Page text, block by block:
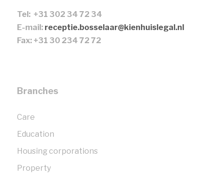
Tel: +31 302 34 72 34
E-mail: receptie.bosselaar@kienhuislegal.nl
Fax: +31 30 234 72 72
Branches
Care
Education
Housing corporations
Property